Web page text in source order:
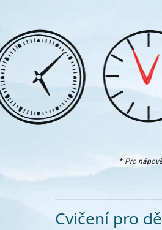
* Pro
Cvičení pro